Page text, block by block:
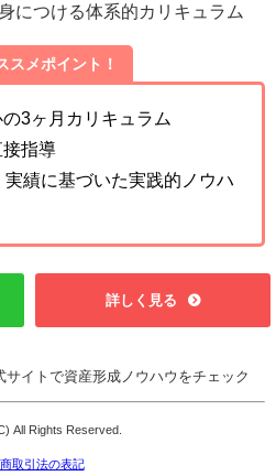
につける体系的カリキュラム
スメポイント！
3ヶ月カリキュラム
指導
績に基づいた実践的ノウハ
詳しく見る
サイトで資産形成ノウハウをチェック
All Rights Reserved.
取引法の表記